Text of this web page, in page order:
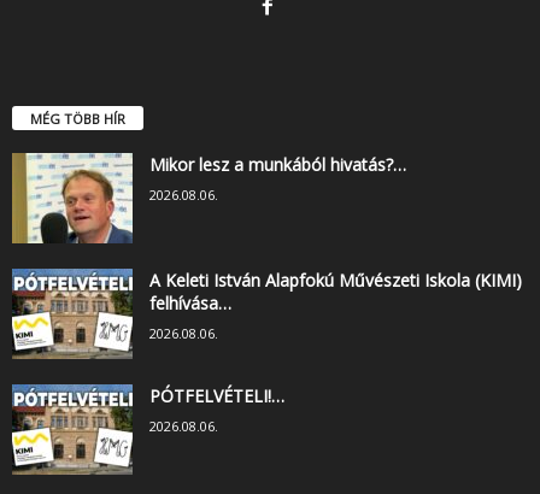
MÉG TÖBB HÍR
Mikor lesz a munkából hivatás?…
2026.08.06.
A Keleti István Alapfokú Művészeti Iskola (KIMI)
felhívása…
2026.08.06.
PÓTFELVÉTELI!…
2026.08.06.